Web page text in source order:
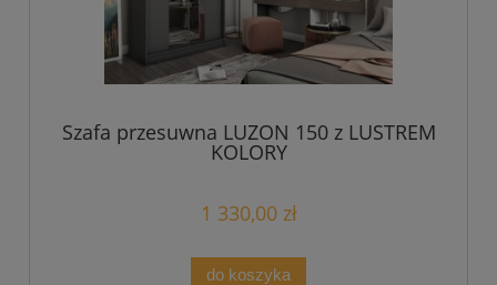
Szafa przesuwna LUZON 150 z LUSTREM
KOLORY
1 330,00 zł
do koszyka